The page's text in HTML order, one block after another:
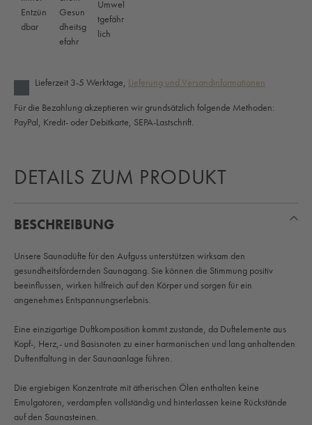
Lieferzeit 3-5 Werktage, Lieferung und Versandinformationen
Für die Bezahlung akzeptieren wir grundsätzlich folgende Methoden:
PayPal, Kredit- oder Debitkarte, SEPA-Lastschrift.
DETAILS ZUM PRODUKT
BESCHREIBUNG
Unsere Saunadüfte für den Aufguss unterstützen wirksam den
gesundheitsfördernden Saunagang. Sie können die Stimmung positiv
beeinflussen, wirken hilfreich auf den Körper und sorgen für ein
angenehmes Entspannungserlebnis.
Eine einzigartige Duftkomposition kommt zustande, da Duftelemente aus
Kopf-, Herz,- und Basisnoten zu einer harmonischen und lang anhaltenden
Duftentfaltung in der Saunaanlage führen.
Die ergiebigen Konzentrate mit ätherischen Ölen enthalten keine
Emulgatoren, verdampfen vollständig und hinterlassen keine Rückstände
auf den Saunasteinen.